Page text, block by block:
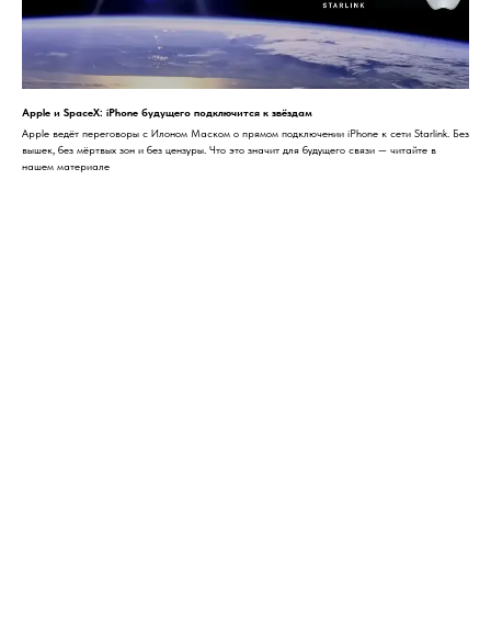
Apple и SpaceX: iPhone будущего подключится к звёздам
Apple ведёт переговоры с Илоном Маском о прямом подключении iPhone к сети Starlink. Без
вышек, без мёртвых зон и без цензуры. Что это значит для будущего связи — читайте в
нашем материале